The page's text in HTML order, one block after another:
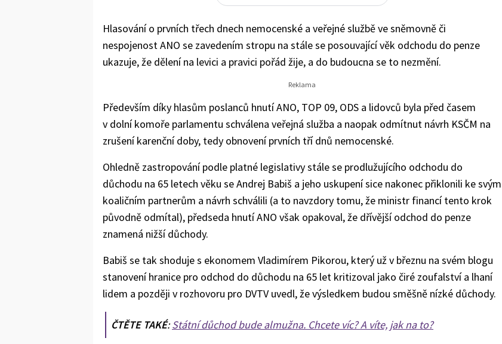
Hlasování o prvních třech dnech nemocenské a veřejné službě ve sněmovně či
nespojenost ANO se zavedením stropu na stále se posouvající věk odchodu do penze
ukazuje, že dělení na levici a pravici pořád žije, a do budoucna se to nezmění.
Především díky hlasům poslanců hnutí ANO, TOP 09, ODS a lidovců byla před časem
v dolní komoře parlamentu schválena veřejná služba a naopak odmítnut návrh KSČM na
zrušení karenční doby, tedy obnovení prvních tří dnů nemocenské.
Ohledně zastropování podle platné legislativy stále se prodlužujícího odchodu do
důchodu na 65 letech věku se Andrej Babiš a jeho uskupení sice nakonec přiklonili ke svým
koaličním partnerům a návrh schválili (a to navzdory tomu, že ministr financí tento krok
původně odmítal), předseda hnutí ANO však opakoval, že dřívější odchod do penze
znamená nižší důchody.
Babiš se tak shoduje s ekonomem Vladimírem Pikorou, který už v březnu na svém blogu
stanovení hranice pro odchod do důchodu na 65 let kritizoval jako čiré zoufalství a lhaní
lidem a později v rozhovoru pro DVTV uvedl, že výsledkem budou směšně nízké důchody.
ČTĚTE TAKÉ:Státní důchod bude almužna. Chcete víc? A víte, jak na to?